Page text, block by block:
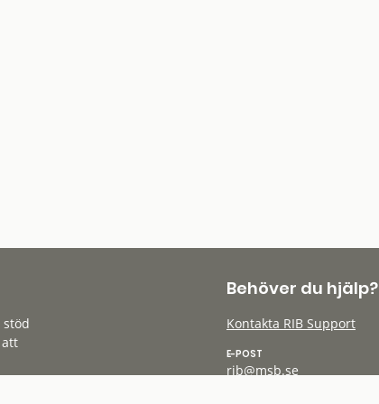
Behöver du hjälp?
Kontakta RIB Support
E-POST
rib@msb.se